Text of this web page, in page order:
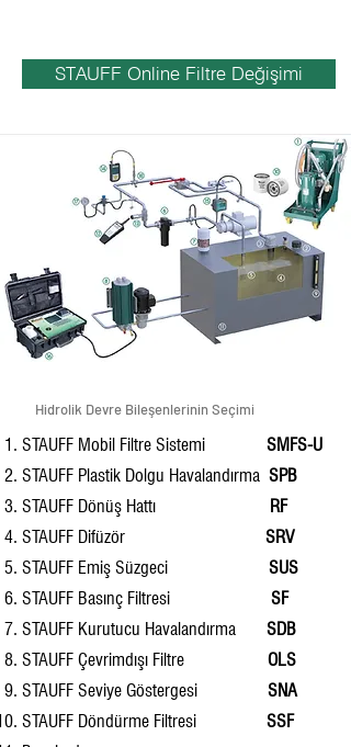
STAUFF Online Filtre Değişimi
Hidrolik Devre Bileşenlerinin Seçimi
STAUFF Mobil Filtre Sistemi SMFS-U
STAUFF Plastik Dolgu Havalandırma SPB
STAUFF Dönüş Hattı RF
STAUFF Difüzör SRV
STAUFF Emiş Süzgeci SUS
STAUFF Basınç Filtresi SF
STAUFF Kurutucu Havalandırma SDB
STAUFF Çevrimdışı Filtre OLS
STAUFF Seviye Göstergesi SNA
STAUFF Döndürme Filtresi SSF